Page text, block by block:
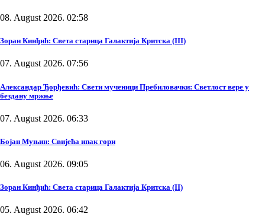
08. August 2026. 02:58
Зоран Кинђић: Света старица Галактија Критска (III)
07. August 2026. 07:56
Александар Ђорђевић: Свети мученици Пребиловачки: Светлост вере у
бездану мржње
07. August 2026. 06:33
Бојан Муњин: Свијећа ипак гори
06. August 2026. 09:05
Зоран Кинђић: Света старица Галактија Критска (II)
05. August 2026. 06:42